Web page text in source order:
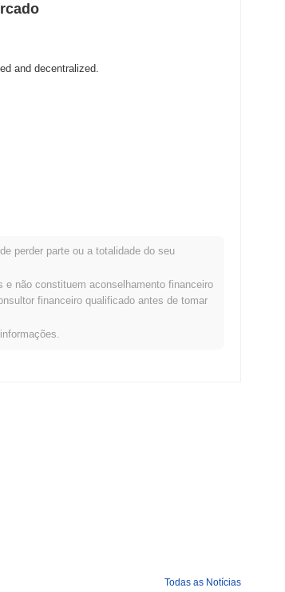
and decentralized.
cripto mais amplo?
registrou um ganho de0.21%. Isso indica
mais amplo.
perder parte ou a totalidade do seu
não constituem aconselhamento financeiro
financeiro qualificado antes de tomar
Todas as Notícias